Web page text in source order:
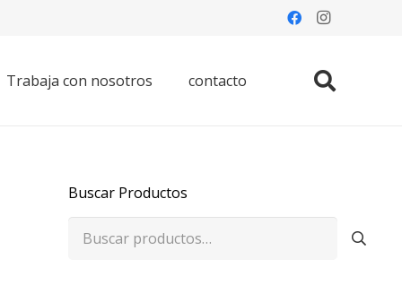
Trabaja con nosotros contacto
Buscar Productos
por: